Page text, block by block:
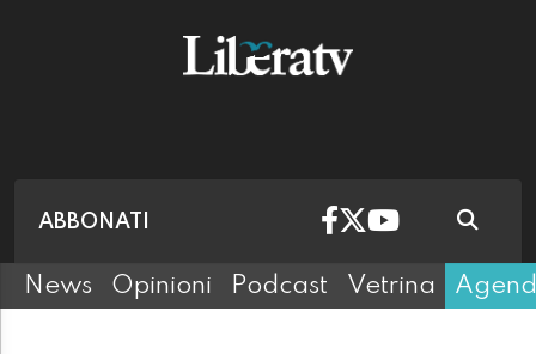
ABBONATI
News Opinioni Podcast Vetrina